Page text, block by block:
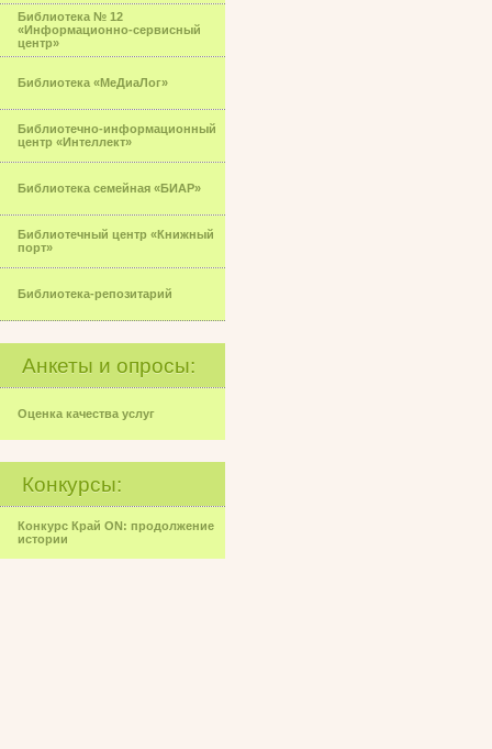
Библиотека № 12
«Информационно-сервисный
центр»
Библиотека «МеДиаЛог»
Библиотечно-информационный
центр «Интеллект»
Библиотека семейная «БИАР»
Библиотечный центр «Книжный
порт»
Библиотека-репозитарий
Анкеты и опросы:
Оценка качества услуг
Конкурсы:
Конкурс Край ON: продолжение
истории